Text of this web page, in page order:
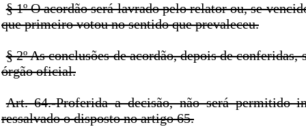
§ 1º O acordão será lavrado pelo relator ou, se
que primeiro votou no sentido que prevaleceu.
§ 2º As conclusões de acordão, depois de conferidas,
órgão oficial.
Art. 64.-Proferida a decisão, não será permitido
ressalvado o disposto no artigo 65.